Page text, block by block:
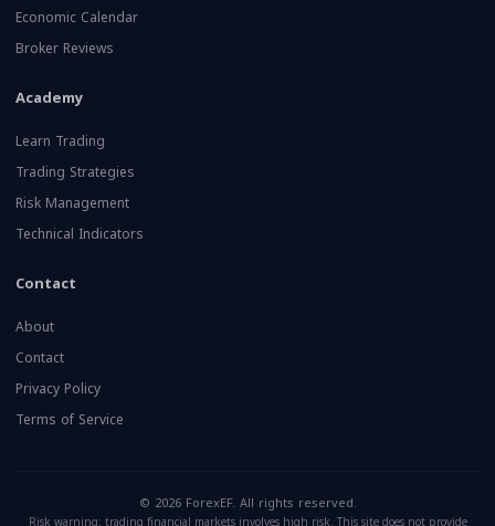
Economic Calendar
Broker Reviews
Academy
Learn Trading
Trading Strategies
Risk Management
Technical Indicators
Contact
About
Contact
Privacy Policy
Terms of Service
© 2026 ForexEF. All rights reserved.
Risk warning: trading financial markets involves high risk. This site does not provide